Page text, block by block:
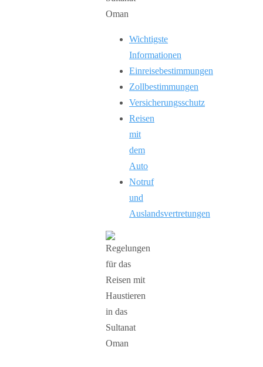
Wichtigste
Informationen
Einreisebestimmungen
Zollbestimmungen
Versicherungsschutz
Reisen
mit
dem
Auto
Notruf
und
Auslandsvertretungen